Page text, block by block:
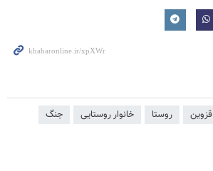
قزوین روستا خانوار روستایی
جنگ